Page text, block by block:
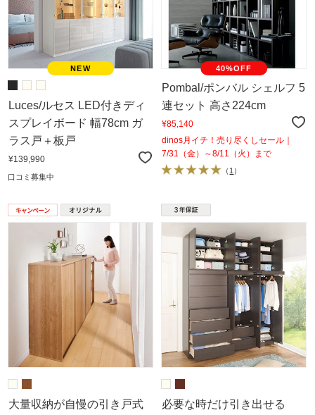
Luces/ルセス LED付きディ
スプレイボード 幅78cm ガ
ラス戸＋板戸
¥139,990
口コミ募集中
40%OFF
Pombal/ポンバル シェルフ 5
連セット 高さ224cm
¥85,140
dinos月イチ！売り尽くしセール｜
7/31（金）～8/11（火）まで
（ 1 ）
大量収納が自慢の引き戸式
必要な時だけ引き出せる